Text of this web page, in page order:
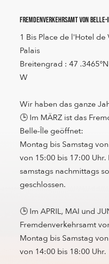
Fremdenverkehrsamt von
1 Bis Place de l'Hotel de
Palais
Breitengrad : 47
W
Wir haben das ganze
🕒 Im MÄRZ ist das
Belle-Île geöffnet:
Montag bis Samstag
von 15:00 bis 17:00
samstags nachmittags
geschlossen.
🕒 Im APRIL, MAI und
Fremdenverkehrsamt
Montag bis Samstag
von 14:00 bis 18:00 Uhr.